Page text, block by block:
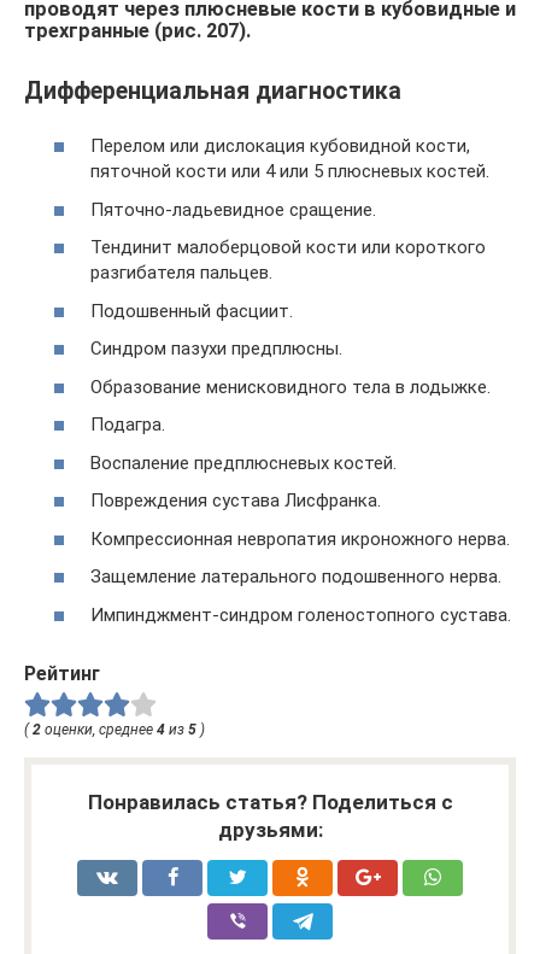
проводят через плюсневые кости в кубовидные и
трехгранные (рис. 207).
Дифференциальная диагностика
Перелом или дислокация кубовидной кости,
пяточной кости или 4 или 5 плюсневых костей.
Пяточно-ладьевидное сращение.
Тендинит малоберцовой кости или короткого
разгибателя пальцев.
Подошвенный фасциит.
Синдром пазухи предплюсны.
Образование менисковидного тела в лодыжке.
Подагра.
Воспаление предплюсневых костей.
Повреждения сустава Лисфранка.
Компрессионная невропатия икроножного нерва.
Защемление латерального подошвенного нерва.
Импинджмент-синдром голеностопного сустава.
Рейтинг
( 2 оценки, среднее 4 из 5 )
Понравилась статья? Поделиться с
друзьями: